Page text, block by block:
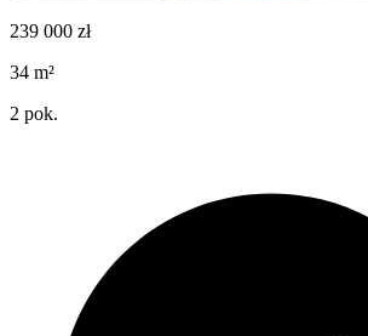
239 000 zł
34 m²
2 pok.